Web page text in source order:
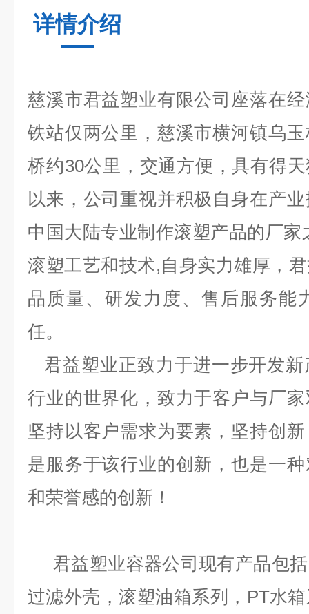
详情介绍
慈溪市君益塑业有限公司座落在
铁站仅两公里，慈溪市横河镇乌
桥约30公里，交通方便，具有得
以来，公司重视并积极自身在产
中国大陆专业制作滚塑产品的厂
滚塑工艺和技术,自身实力雄厚，
品质量、研发力度、售后服务能
任。
君益塑业正致力于进一步开发
行业的世界化，致力于客户与厂
坚持以客户需求为要素，坚持创
是服务于该行业的创新，也是一
和荣誉感的创新！
君益塑业容器公司现有产品包
过滤外壳，滚塑油箱系列，PT水